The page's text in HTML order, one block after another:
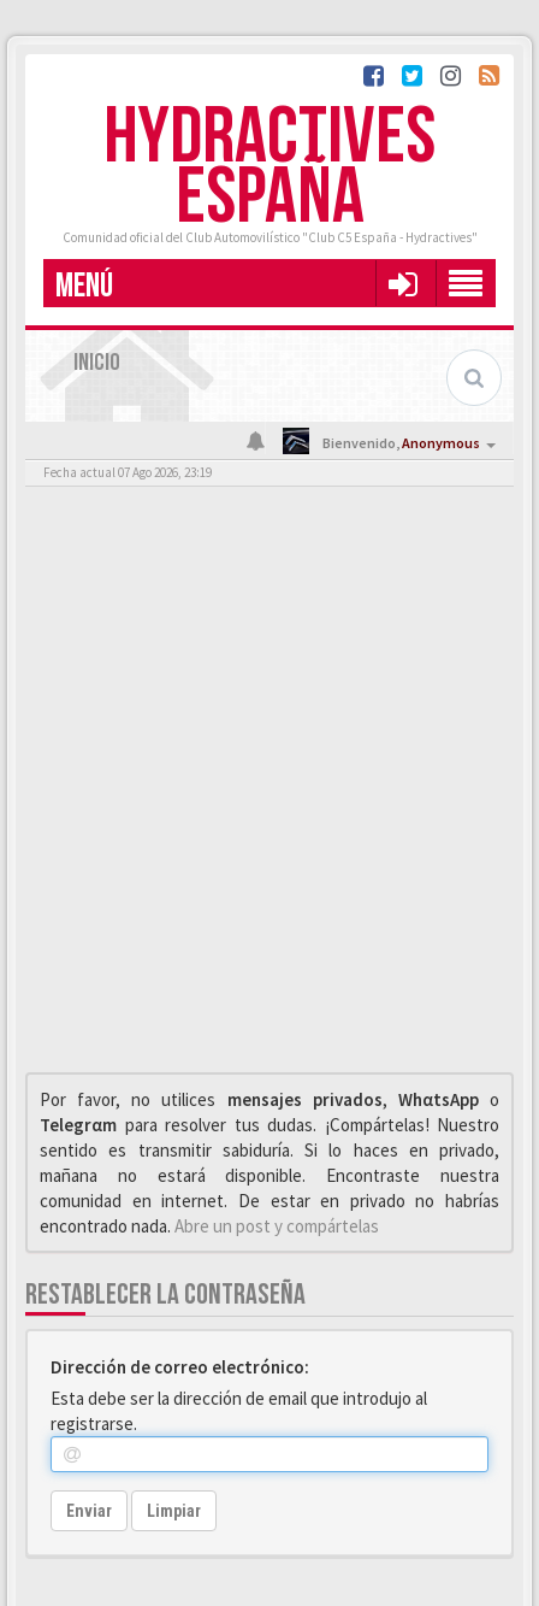
HYDRACTIVES
ESPAÑA
Comunidad oficial del Club Automovilístico "Club C5 España - Hydractives"
MENÚ
INICIO
Bienvenido,Anonymous
Fecha actual 07 Ago 2026, 23:19
Por favor, no utilices mensajes privados, WhαtsAppo
Telegrαm para resolver tus dudas. ¡Compártelas! Nuestro
sentido es transmitir sabiduría. Si lo haces en privado,
mañana no estará disponible. Encontraste nuestra
comunidad en internet. De estar en privado no habrías
encontrado nada. Abre un post y compártelas
RESTABLECER LA CONTRASEÑA
Dirección de correo electrónico:
Esta debe ser la dirección de email que introdujo al
registrarse.
Enviar Limpiar